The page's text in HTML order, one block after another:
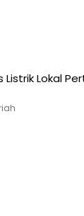
Listrik Lokal